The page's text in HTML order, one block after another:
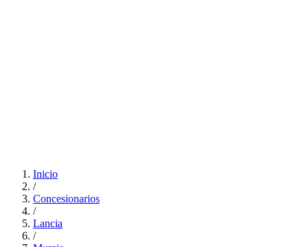
Inicio
/
Concesionarios
/
Lancia
/